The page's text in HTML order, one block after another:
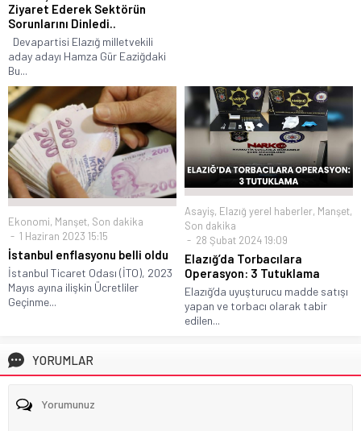
Ziyaret Ederek Sektörün
Sorunlarını Dinledi..
Devapartisi Elazığ milletvekili
aday adayı Hamza Gür Eaziğdaki
Bu...
Ekonomi, Manşet, Son dakika
1 Haziran 2023 15:15
İstanbul enflasyonu belli oldu
İstanbul Ticaret Odası (İTO), 2023
Mayıs ayına ilişkin Ücretliler
Geçinme...
Asayiş, Elazığ yerel haberler, Manşet,
Son dakika
28 Şubat 2024 19:09
Elazığ’da Torbacılara
Operasyon: 3 Tutuklama
Elazığ’da uyuşturucu madde satışı
yapan ve torbacı olarak tabir
edilen...
YORUMLAR